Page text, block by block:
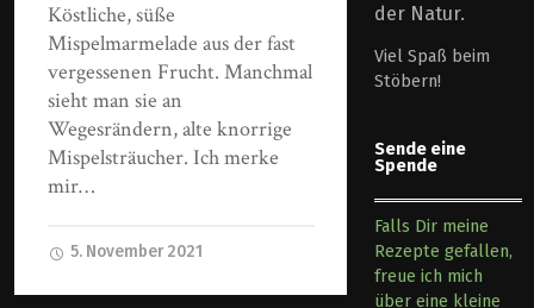
Köstliche, süße
Mispelmarmelade aus der fast
vergessenen Frucht. Manchmal
sieht man sie an
Wegesrändern, alte knorrige
Mispelsträucher. Ich merke
mir…
5. November 2021
der Natur.
Viel Spaß beim
Stöbern!
Sende eine
Spende
Falls Dir meine
Rezepte gefallen,
freue ich mich
über eine kleine